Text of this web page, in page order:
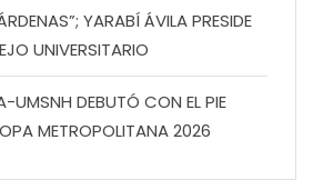
YARABÍ ÁVILA PRESIDE
UNIVERSITARIO
UMSNH DEBUTÓ CON EL PIE
METROPOLITANA 2026